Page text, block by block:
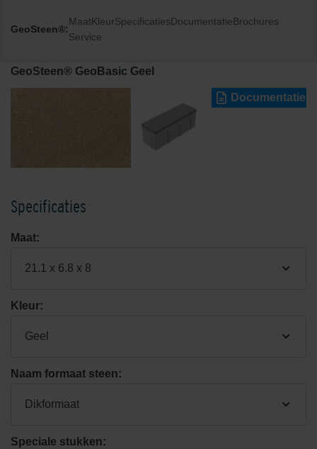
GeoSteen®:
MaatKleurSpecificatiesDocumentatieBrochures
Service
GeoSteen® GeoBasic Geel
Documentatie
Specificaties
Maat:
21.1 x 6.8 x 8
Kleur:
Geel
Naam formaat steen:
Dikformaat
Speciale stukken: